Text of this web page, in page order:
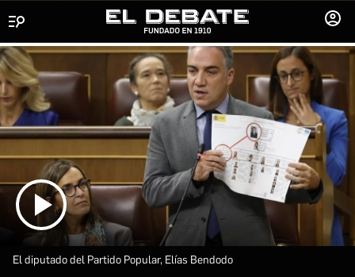
SESIÓN
El diputado del Partido Popular, Elías Bendodo